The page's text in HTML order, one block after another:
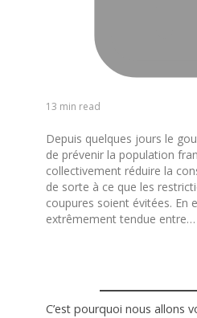
13 min read
Depuis quelques jours le
de prévenir la population
collectivement réduire la
de sorte à ce que les
coupures soient évitées. En
extrêmement tendue entre…
C’est pourquoi nous allons